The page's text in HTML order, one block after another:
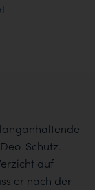
Schutz.
auf
er nach der